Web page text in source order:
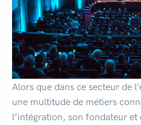
Alors que dans ce secteur de
une multitude de métiers
l’intégration, son fondateur